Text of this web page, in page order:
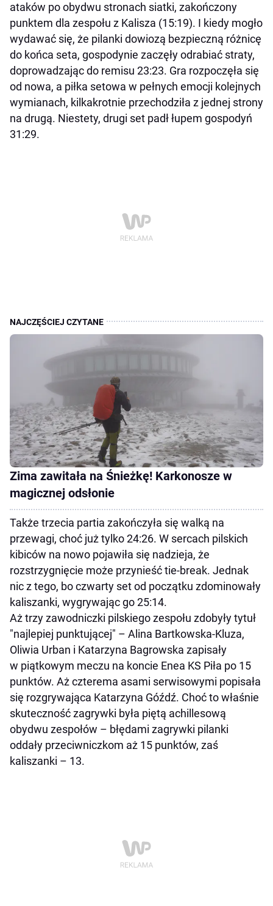
ataków po obydwu stronach siatki, zakończony
punktem dla zespołu z Kalisza (15:19). I kiedy mogło
wydawać się, że pilanki dowiozą bezpieczną różnicę
do końca seta, gospodynie zaczęły odrabiać straty,
doprowadzając do remisu 23:23. Gra rozpoczęła się
od nowa, a piłka setowa w pełnych emocji kolejnych
wymianach, kilkakrotnie przechodziła z jednej strony
na drugą. Niestety, drugi set padł łupem gospodyń
31:29.
Zima zawitała na Śnieżkę! Karkonosze w
magicznej odsłonie
Także trzecia partia zakończyła się walką na
przewagi, choć już tylko 24:26. W sercach pilskich
kibiców na nowo pojawiła się nadzieja, że
rozstrzygnięcie może przynieść tie-break. Jednak
nic z tego, bo czwarty set od początku zdominowały
kaliszanki, wygrywając go 25:14.
Aż trzy zawodniczki pilskiego zespołu zdobyły tytuł
"najlepiej punktującej" – Alina Bartkowska-Kluza,
Oliwia Urban i Katarzyna Bagrowska zapisały
w piątkowym meczu na koncie Enea KS Piła po 15
punktów. Aż czterema asami serwisowymi popisała
się rozgrywająca Katarzyna Góźdź. Choć to właśnie
skuteczność zagrywki była piętą achillesową
obydwu zespołów – błędami zagrywki pilanki
oddały przeciwniczkom aż 15 punktów, zaś
kaliszanki – 13.